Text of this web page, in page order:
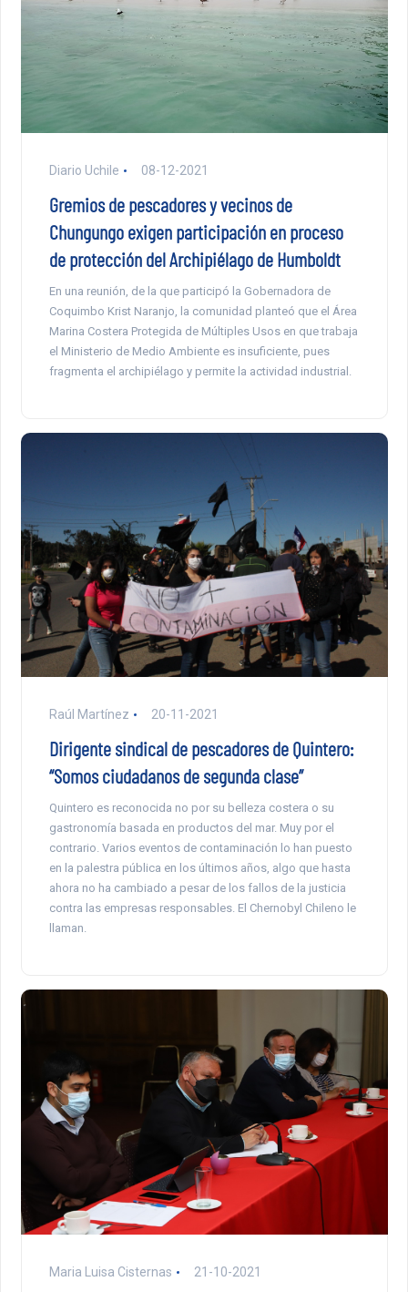
Diario Uchile 08-12-2021
Gremios de pescadores y vecinos de
Chungungo exigen participación en proceso
de protección del Archipiélago de Humboldt
En una reunión, de la que participó la Gobernadora de
Coquimbo Krist Naranjo, la comunidad planteó que el Área
Marina Costera Protegida de Múltiples Usos en que trabaja
el Ministerio de Medio Ambiente es insuficiente, pues
fragmenta el archipiélago y permite la actividad industrial.
Raúl Martínez 20-11-2021
Dirigente sindical de pescadores de Quintero:
“Somos ciudadanos de segunda clase”
Quintero es reconocida no por su belleza costera o su
gastronomía basada en productos del mar. Muy por el
contrario. Varios eventos de contaminación lo han puesto
en la palestra pública en los últimos años, algo que hasta
ahora no ha cambiado a pesar de los fallos de la justicia
contra las empresas responsables. El Chernobyl Chileno le
llaman.
Maria Luisa Cisternas 21-10-2021